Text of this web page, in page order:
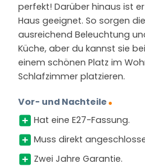
perfekt! Darüber hinaus ist
Haus geeignet. So sorgen
ausreichend Beleuchtung
Küche, aber du kannst sie
einem schönen Platz im
Schlafzimmer platzieren.
Vor- und Nachteile
Hat eine E27-Fassung.
Muss direkt
Zwei Jahre Garantie.